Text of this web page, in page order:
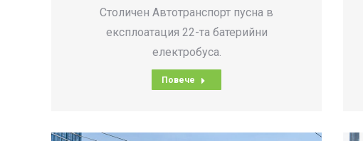
Столичен Автотранспорт пусна в
експлоатация 22-та батерийни
електробуса.
Повече